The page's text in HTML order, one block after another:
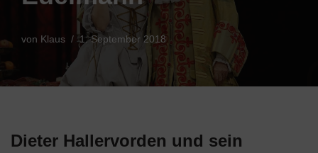
von Klaus 1. September 2018
Dieter Hallervorden und sein